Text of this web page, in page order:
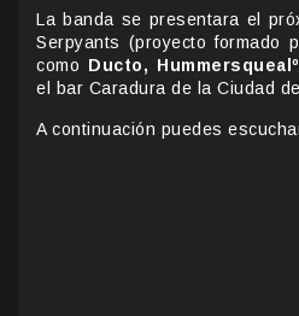
La banda se presentara el
Serpyants (proyecto formado
como Ducto,
el bar Caradura de la Ciudad
A continuación puedes